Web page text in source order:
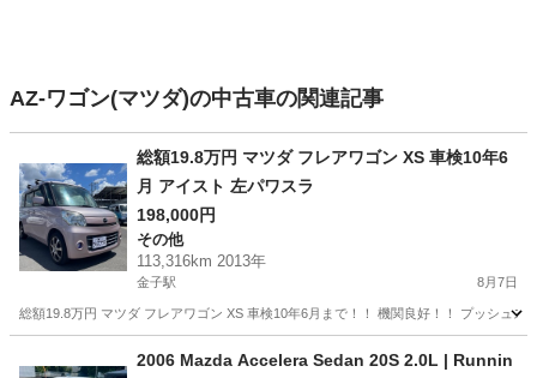
AZ-ワゴン(マツダ)の中古車の関連記事
総額19.8万円 マツダ フレアワゴン XS 車検10年6
月 アイスト 左パワスラ
198,000円
その他
113,316km 2013年
金子駅 8月7日
総額19.8万円 マツダ フレアワゴン XS 車検10年6月まで！！ 機関良好！！ プッシュ
2006 Mazda Accelera Sedan 20S 2.0L | Runnin